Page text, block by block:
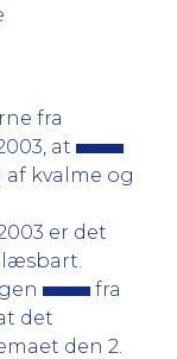
fra
at
kvalme og
er det
fra
at det
den 2.